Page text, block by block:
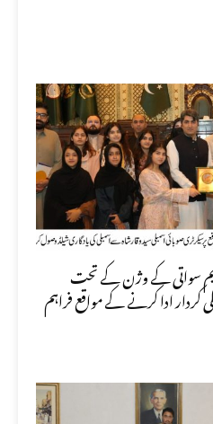
سلیم سواتی کے وژن کے تحت
کردار ادا کرنے کے مواقع فراہم